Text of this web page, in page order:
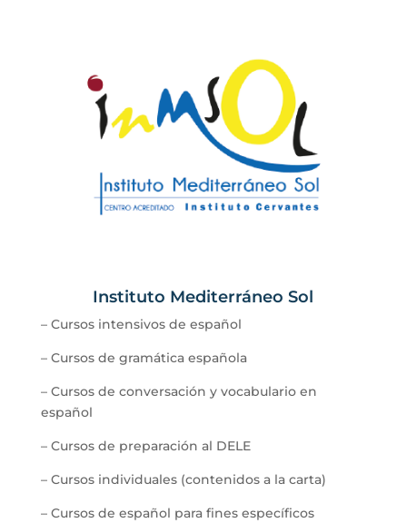
Instituto Mediterráneo Sol
– Cursos intensivos de español
– Cursos de gramática española
– Cursos de conversación y vocabulario en
español
– Cursos de preparación al DELE
– Cursos individuales (contenidos a la carta)
– Cursos de español para fines específicos